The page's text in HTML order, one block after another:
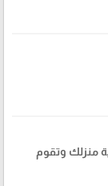
منزلك وتقوم